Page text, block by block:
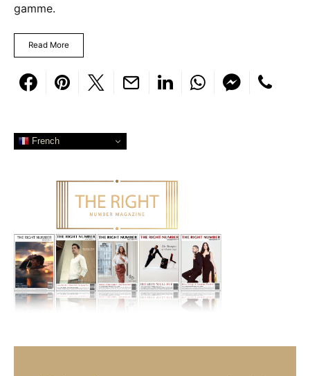
gamme.
Read More
French